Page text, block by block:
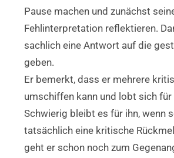
Pause machen und zunächst
Fehlinterpretation reflektieren.
sachlich eine Antwort auf die
geben.
Er bemerkt, dass er mehrere
umschiffen kann und lobt sich für
Schwierig bleibt es für ihn, wenn
tatsächlich eine kritische
geht er schon noch zum